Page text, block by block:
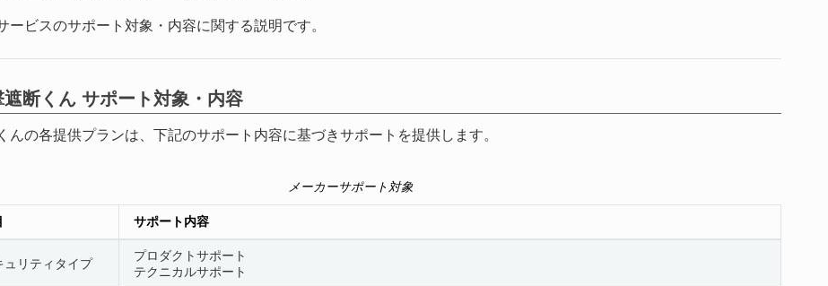
ービスのサポート対象・内容に関する説明です。
断くん サポート対象・内容
んの各提供プランは、下記のサポート内容に基づきサポートを提供します。
メーカーサポート対象
サポート内容
ュリティタイプ
プロダクトサポート
テクニカルサポート